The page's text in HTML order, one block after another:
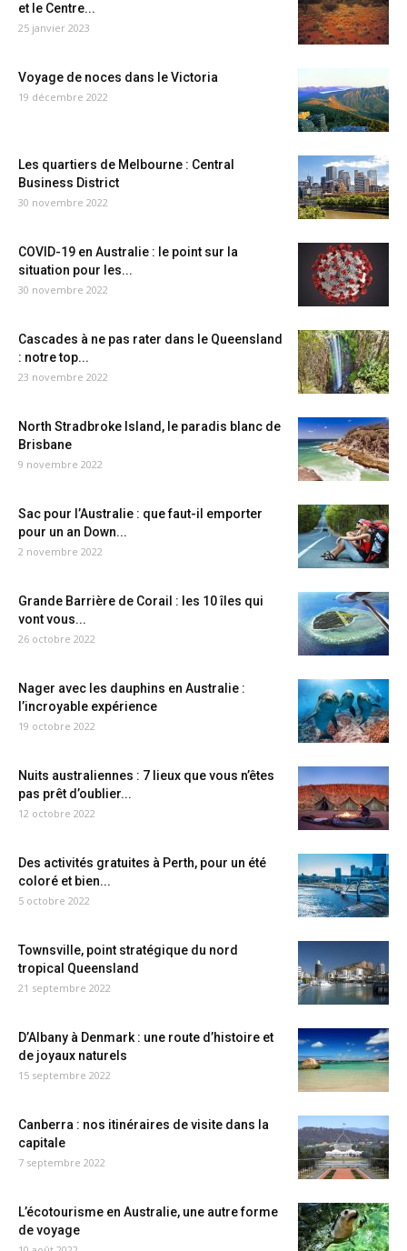
et le Centre...
25 janvier 2023
Voyage de noces dans le Victoria
19 décembre 2022
Les quartiers de Melbourne : Central
Business District
30 novembre 2022
COVID-19 en Australie : le point sur la
situation pour les...
30 novembre 2022
Cascades à ne pas rater dans le Queensland
: notre top...
23 novembre 2022
North Stradbroke Island, le paradis blanc de
Brisbane
9 novembre 2022
Sac pour l’Australie : que faut-il emporter
pour un an Down...
2 novembre 2022
Grande Barrière de Corail : les 10 îles qui
vont vous...
26 octobre 2022
Nager avec les dauphins en Australie :
l’incroyable expérience
19 octobre 2022
Nuits australiennes : 7 lieux que vous n’êtes
pas prêt d’oublier...
12 octobre 2022
Des activités gratuites à Perth, pour un été
coloré et bien...
5 octobre 2022
Townsville, point stratégique du nord
tropical Queensland
21 septembre 2022
D’Albany à Denmark : une route d’histoire et
de joyaux naturels
15 septembre 2022
Canberra : nos itinéraires de visite dans la
capitale
7 septembre 2022
L’écotourisme en Australie, une autre forme
de voyage